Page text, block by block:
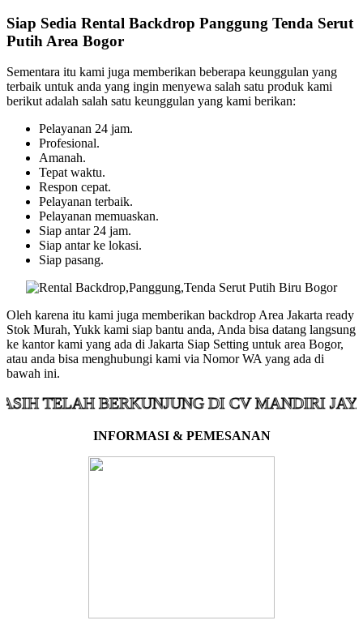
Siap Sedia Rental Backdrop Panggung Tenda Serut
Putih Area Bogor
Sementara itu kami juga memberikan beberapa keunggulan yang
terbaik untuk anda yang ingin menyewa salah satu produk kami
berikut adalah salah satu keunggulan yang kami berikan:
Pelayanan 24 jam.
Profesional.
Amanah.
Tepat waktu.
Respon cepat.
Pelayanan terbaik.
Pelayanan memuaskan.
Siap antar 24 jam.
Siap antar ke lokasi.
Siap pasang.
Oleh karena itu kami juga memberikan backdrop Area Jakarta ready
Stok Murah, Yukk kami siap bantu anda, Anda bisa datang langsung
ke kantor kami yang ada di Jakarta Siap Setting untuk area Bogor,
atau anda bisa menghubungi kami via Nomor WA yang ada di
bawah ini.
BERKUNJUNG DI CV MANDIRI JAYA
INFORMASI & PEMESANAN